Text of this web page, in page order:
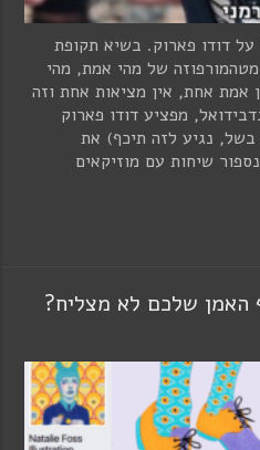
דודו פארוק. בשיא תקופת
של מהי אמת, מהי
אמת אחת, אין מציאות אחת וזה
מפציע דודו פארוק
בשל, נגיע לזה תיכף) את
שיחות עם מוזיקאים
האמן שלכם לא מצליח?